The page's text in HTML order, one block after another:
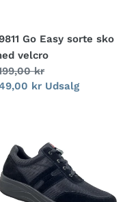
Go Easy sorte sko
velcro
kr
kr Udsalg